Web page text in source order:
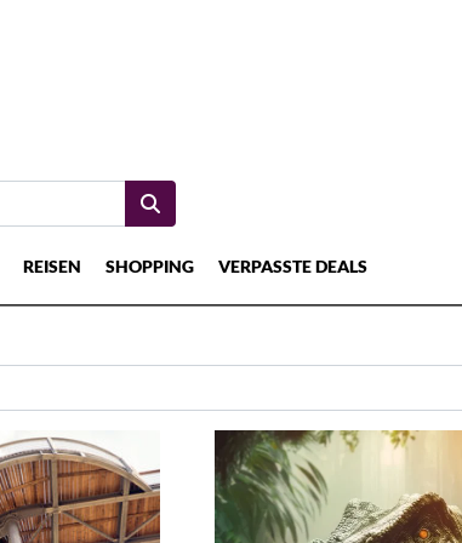
REISEN SHOPPING VERPASSTE DEALS